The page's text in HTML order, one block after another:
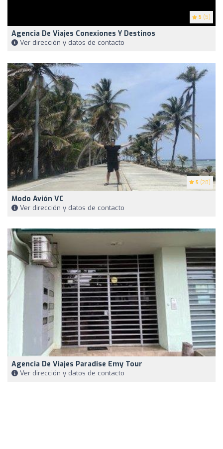
5 (5)
Agencia De Viajes Conexiones Y Destinos
Ver dirección y datos de contacto
5 (28)
Modo Avión VC
Ver dirección y datos de contacto
Agencia De Viajes Paradise Emy Tour
Ver dirección y datos de contacto